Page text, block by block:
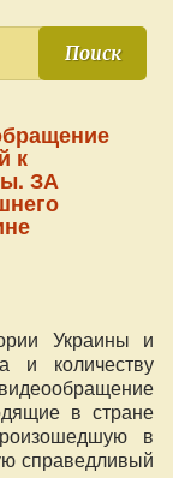
Поиск
к
ЗА
Украины и
и количеству
в стране
в
справедливый